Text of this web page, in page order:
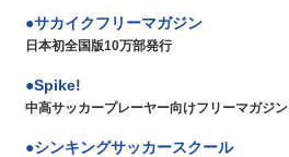
サカイクフリーマガジン
日本初全国版10万部発行
Spike!
中高サッカープレーヤー向けフリーマガジン
シンキングサッカースクール